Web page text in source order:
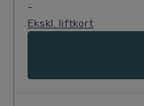
-
Ekskl. liftkort